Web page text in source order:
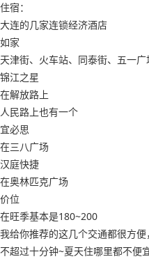
住宿：
大连的几家连锁经济酒店
如家
天津街、火车站、同泰街、五一
锦江之星
在解放路上
人民路上也有一个
宜必思
在三八广场
汉庭快捷
在奥林匹克广场
价位
在旺季基本是180~200
我给你推荐的这几个交通都很方
不超过十分钟~夏天住哪里都不便